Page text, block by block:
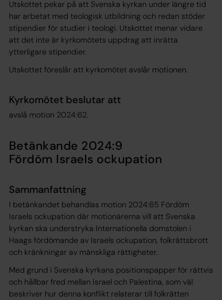
Utskottet pekar på att Svenska kyrkan under längre tid
har arbetat med teologisk utbildning och redan stöder
stipendier för studier i teologi. Utskottet menar vidare
att det inte är kyrkomötets uppdrag att inrätta
ytterligare stipendier.
Utskottet föreslår att kyrkomötet avslår motionen.
Kyrkomötet beslutar att
avslå motion 2024:62.
Betänkande 2024:9
Fördöm Israels ockupation
Sammanfattning
I betänkandet behandlas motion 2024:65 Fördöm
Israels ockupation där motionärerna vill att Svenska
kyrkan ska understryka Internationella domstolen i
Haags fördömande av Israels ockupation, folkrättsbrott
och kränkningar av mänskliga rättigheter.
Med grund i Svenska kyrkans positionspapper för rättvis
och hållbar fred mellan Israel och Palestina, som väl
beskriver hur denna konflikt relaterar till folkrätten